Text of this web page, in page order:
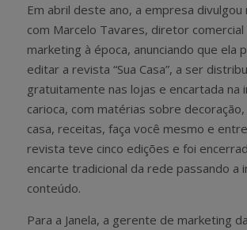
Em abril deste ano, a empresa divulgou
com Marcelo Tavares, diretor comercial
marketing à época, anunciando que ela
editar a revista “Sua Casa”, a ser
gratuitamente nas lojas e encartada na
carioca, com matérias sobre decoração,
casa, receitas, faça você mesmo e
revista teve cinco edições e foi
encarte tradicional da rede passando a
conteúdo.
Para a Janela, a gerente de marketing